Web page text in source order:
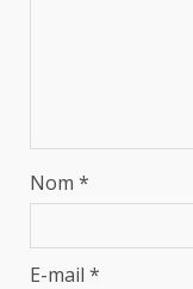
Nom *
E-mail *